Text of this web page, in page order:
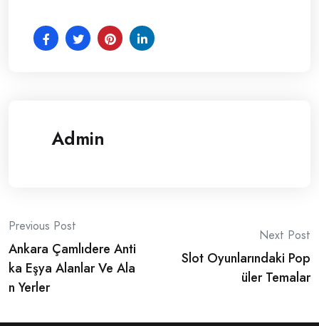
Admin
Post
navigation
Previous Post
Ankara Çamlıdere Anti
ka Eşya Alanlar Ve Ala
n Yerler
Next Post
Slot Oyunlarındaki Pop
üler Temalar